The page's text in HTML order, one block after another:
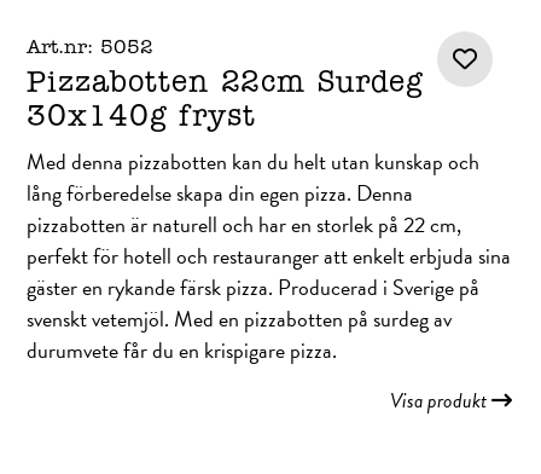
Art.nr: 5052
Pizzabotten 22cm Surdeg
30x140g fryst
Med denna pizzabotten kan du helt utan kunskap och
lång förberedelse skapa din egen pizza. Denna
pizzabotten är naturell och har en storlek på 22 cm,
perfekt för hotell och restauranger att enkelt erbjuda sina
gäster en rykande färsk pizza. Producerad i Sverige på
svenskt vetemjöl. Med en pizzabotten på surdeg av
durumvete får du en krispigare pizza.
Visa produkt